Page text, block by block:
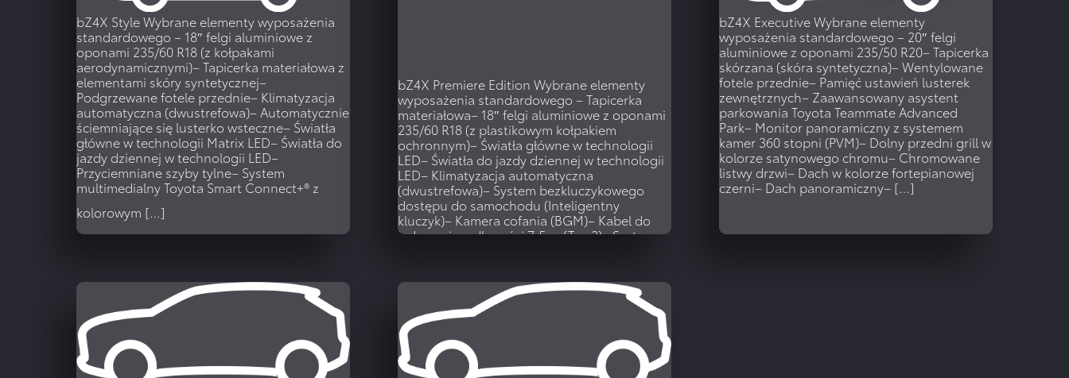
bZ4X StyleWybrane elementy wyposażenia
standardowego – 18″ felgi aluminiowe z
oponami 235/60 R18 (z kołpakami
aerodynamicznymi)– Tapicerka materiałowa z
elementami skóry syntetycznej–
Podgrzewane fotele przednie– Klimatyzacja
automatyczna (dwustrefowa)– Automatycznie
ściemniające się lusterko wsteczne– Światła
główne w technologii Matrix LED– Światła do
jazdy dziennej w technologii LED–
Przyciemniane szyby tylne– System
multimedialny Toyota Smart Connect+® z
kolorowym […]
bZ4X Premiere Edition Wybrane elementy
wyposażenia standardowego – Tapicerka
materiałowa– 18″ felgi aluminiowe z oponami
235/60 R18 (z plastikowym kołpakiem
ochronnym)– Światła główne w technologii
LED– Światła do jazdy dziennej w technologii
LED– Klimatyzacja automatyczna
(dwustrefowa)– System bezkluczykowego
dostępu do samochodu (Inteligentny
kluczyk)– Kamera cofania (BGM)– Kabel do
ładowania o długości 7,5 m (Typ 2)– System
bZ4X ExecutiveWybrane elementy
wyposażenia standardowego – 20″ felgi
aluminiowe z oponami 235/50 R20– Tapicerka
skórzana (skóra syntetyczna)– Wentylowane
fotele przednie– Pamięć ustawień lusterek
zewnętrznych– Zaawansowany asystent
parkowania Toyota Teammate Advanced
Park– Monitor panoramiczny z systemem
kamer 360 stopni (PVM)– Dolny przedni grill w
kolorze satynowego chromu– Chromowane
listwy drzwi– Dach w kolorze fortepianowej
czerni– Dach panoramiczny– […]